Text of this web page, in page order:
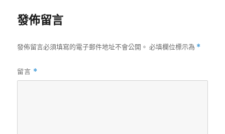
發佈留言
發佈留言必須填寫的電子郵件地址不會公開。 必填欄位標示為 *
留言 *